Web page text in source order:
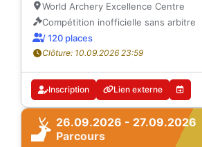
World Archery Excellence Centre
Compétition inofficielle sans arbitre
/ 120 places
Clôture: 10.09.2026 23:59
Inscription Lien externe
26.09.2026 - 27.09.2026
Parcours